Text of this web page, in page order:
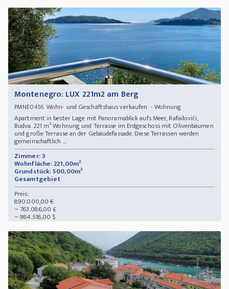
Montenegro: LUX 221m2 am Berg
PMNE0456Wohn- und Geschäftshaus verkaufen - Wohnung
Apartment in bester Lage mit Panoramablick aufs Meer, Rafailovići,
Budva. 221 m² Wohnung und Terrasse im Erdgeschoss mit Olivenbäumen
und große Terrasse an der Gebäudefassade. Diese Terrassen werden
gemeinschaftlich ...
Zimmer: 3
Wohnfläche: 221,00m²
Grundstück: 500,00m²
Gesamtgebiet
Preis:
890.000,00 €
~ 763.086,00 £
~ 984.518,00 $